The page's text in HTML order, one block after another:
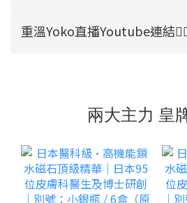
重溫Yoko直播Youtube連結
兩大主力 皇